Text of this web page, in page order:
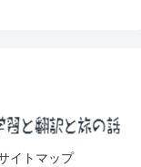
イトマップ